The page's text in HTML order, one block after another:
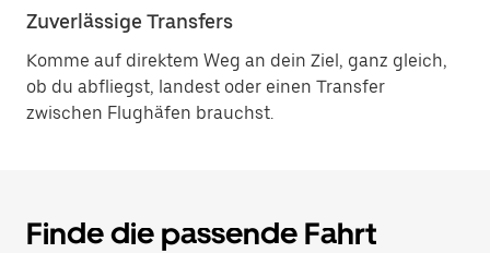
Zuverlässige Transfers
Komme auf direktem Weg an dein Ziel, ganz gleich,
ob du abfliegst, landest oder einen Transfer
zwischen Flughäfen brauchst.
Finde die passende Fahrt